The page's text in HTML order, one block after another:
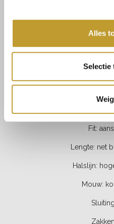
Alles
Selectie
Amelie
Fit:
Lengte: net
Halslijn:
Mouw: